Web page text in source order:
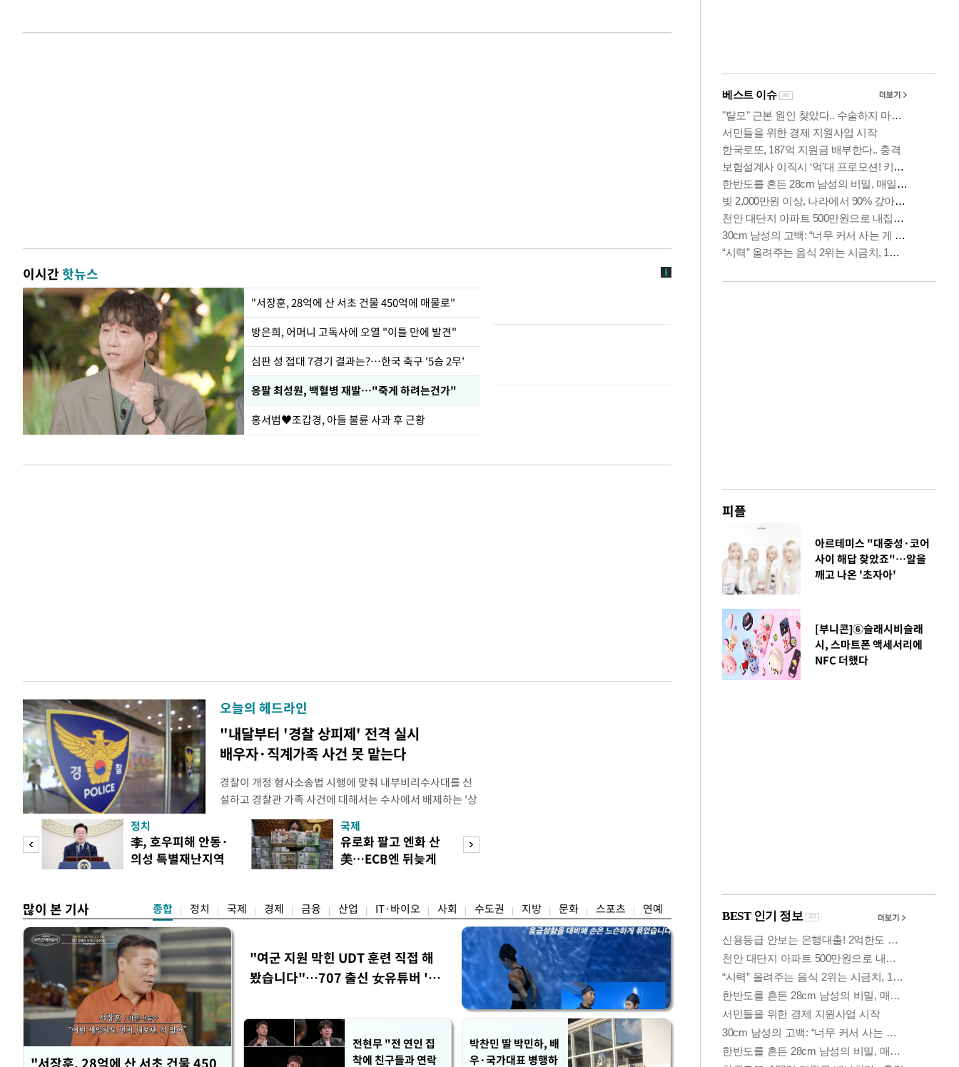
이시간핫뉴스
"서장훈, 28억에 산 서초 건물 450억에 매물로"
방은희, 어머니 고독사에 오열 "이틀 만에 발견"
심판 성 접대 7경기 결과는?…한국 축구 '5승 2무'
응팔 최성원, 백혈병 재발…"죽게 하려는건가"
홍서범♥조갑경, 아들 불륜 사과 후 근황
오늘의 헤드라인
"내달부터 '경찰 상피제' 전격 실시
배우자·직계가족 사건 못 맡는다
경찰이 개정 형사소송법 시행에 맞춰 내부비리수사대를 신
설하고 경찰관 가족 사건에 대해서는 수사에서 배제하는 '상
피제'를 도입한다. 경찰청은 7일 오후 3시 '개정 형사소송법
후속 조치 태스크포스(TF)' 회의를 열었다고 밝혔다. 경찰은
우선 올해 하반기 인사에 맞춰 기존 국가수사본부에서 운영
하던 수사감찰 기능을 인권감사관실로 이관·개편해 객관
정치
李, 호우피해 안동·
의성 특별재난지역
국제
유로화 팔고 엔화 산
美…ECB엔 뒤늦게
많이 본 기사 종합 정치 국제 경제 금융 산업 IT·바이오 사회 수도권 지방 문화 스포츠 연예
"서장훈, 28억에 산 서초 건물 450
"여군 지원 막힌 UDT 훈련 직접 해
봤습니다"…707 출신 女유튜버 '완
전현무 "전 연인 집
착에 친구들과 연락
박찬민 딸 박민하, 배
우·국가대표 병행하
피플
아르테미스 "대중성·코어
사이 해답 찾았죠"…알을
깨고 나온 '초자아'
[부니콘]⑥슬래시비슬래
시, 스마트폰 액세서리에
NFC 더했다